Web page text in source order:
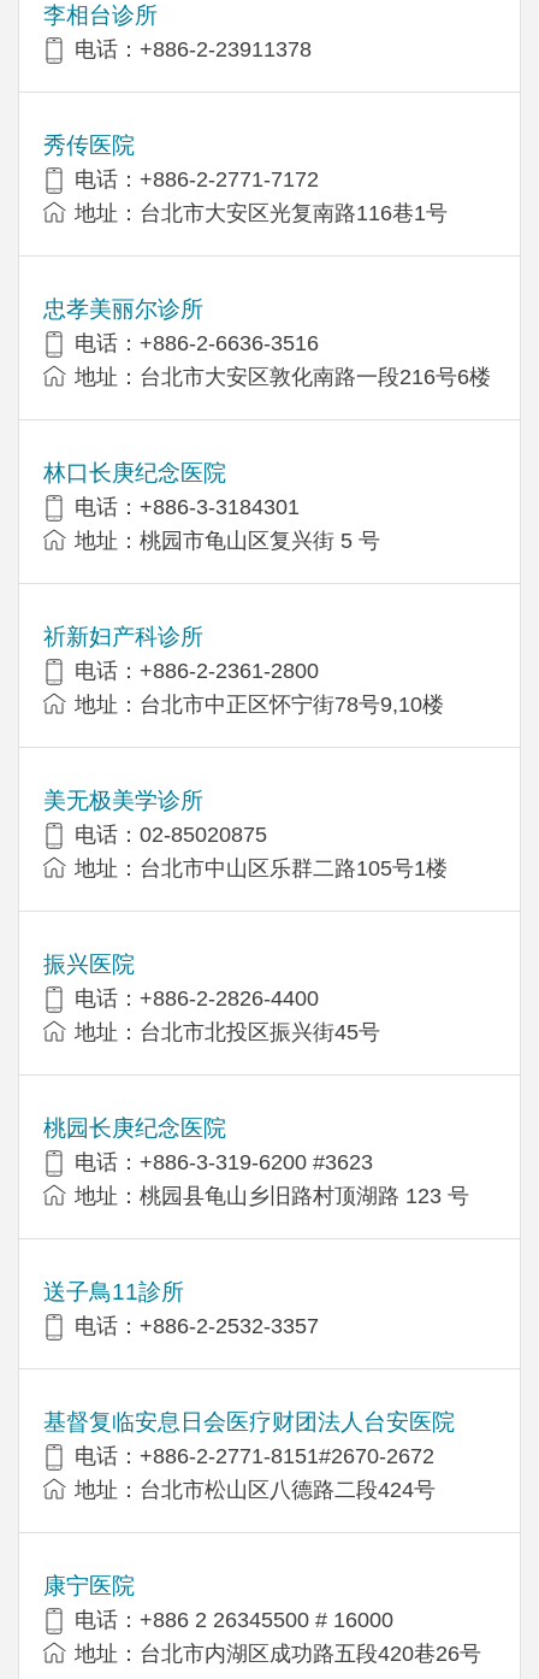
李相台诊所
电话：+886-2-23911378
秀传医院
电话：+886-2-2771-7172
地址：台北市大安区光复南路116巷1号
忠孝美丽尔诊所
电话：+886-2-6636-3516
地址：台北市大安区敦化南路一段216号6楼
林口长庚纪念医院
电话：+886-3-3184301
地址：桃园市龟山区复兴街 5 号
祈新妇产科诊所
电话：+886-2-2361-2800
地址：台北市中正区怀宁街78号9,10楼
美无极美学诊所
电话：02-85020875
地址：台北市中山区乐群二路105号1楼
振兴医院
电话：+886-2-2826-4400
地址：台北市北投区振兴街45号
桃园长庚纪念医院
电话：+886-3-319-6200 #3623
地址：桃园县龟山乡旧路村顶湖路 123 号
送子鳥11診所
电话：+886-2-2532-3357
基督复临安息日会医疗财团法人台安医院
电话：+886-2-2771-8151#2670-2672
地址：台北市松山区八德路二段424号
康宁医院
电话：+886 2 26345500 # 16000
地址：台北市内湖区成功路五段420巷26号